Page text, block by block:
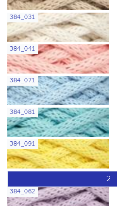
384_031
384_041
384_071
384_081
384_091
2
384_062